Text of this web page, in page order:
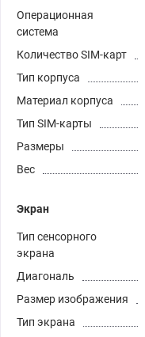
Операционная
система
Количество SIM-карт
Тип корпуса
Материал корпуса
Тип SIM-карты
Размеры
Вес
Экран
Тип сенсорного
экрана
Диагональ
Размер изображения
Тип экрана